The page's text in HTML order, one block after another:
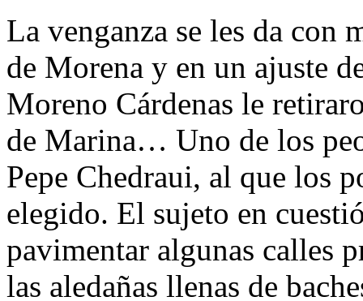
La venganza se les da con
de Morena y en un ajuste
Moreno Cárdenas le
de Marina… Uno de los
Pepe Chedraui, al que los
elegido. El sujeto en
pavimentar algunas calles
las aledañas llenas de